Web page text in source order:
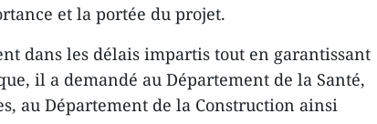
et la portée du projet.
dans les délais impartis tout en garantissant
il a demandé au Département de la Santé,
au Département de la Construction ainsi